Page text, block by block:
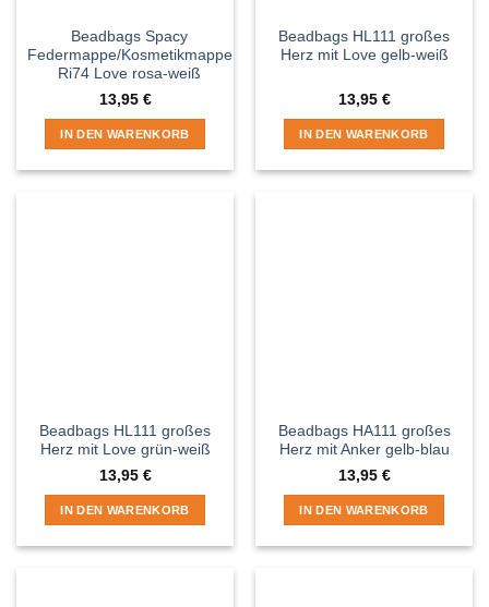
Beadbags Spacy
Federmappe/Kosmetikmappe
Ri74 Love rosa-weiß
13,95 €
IN DEN WARENKORB
Beadbags HL111 großes
Herz mit Love gelb-weiß
13,95 €
IN DEN WARENKORB
Beadbags HL111 großes
Herz mit Love grün-weiß
13,95 €
IN DEN WARENKORB
Beadbags HA111 großes
Herz mit Anker gelb-blau
13,95 €
IN DEN WARENKORB